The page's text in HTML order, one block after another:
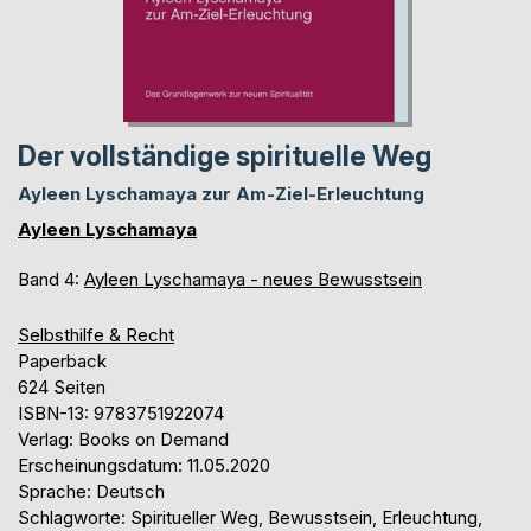
Der vollständige spirituelle Weg
Ayleen Lyschamaya zur Am-Ziel-Erleuchtung
Ayleen Lyschamaya
Band 4: Ayleen Lyschamaya - neues Bewusstsein
Selbsthilfe & Recht
Paperback
624 Seiten
ISBN-13: 9783751922074
Verlag: Books on Demand
Erscheinungsdatum: 11.05.2020
Sprache: Deutsch
Schlagworte: Spiritueller Weg, Bewusstsein, Erleuchtung,